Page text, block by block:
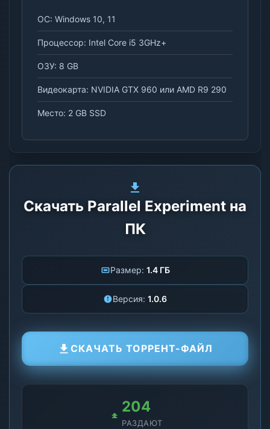
ОС: Windows 10, 11
Процессор: Intel Core i5 3GHz+
ОЗУ: 8 GB
Видеокарта: NVIDIA GTX 960 или AMD R9 290
Место: 2 GB SSD
Скачать Parallel Experiment на
ПК
Размер: 1.4 ГБ
Версия: 1.0.6
СКАЧАТЬ ТОРРЕНТ-ФАЙЛ
204
РАЗДАЮТ